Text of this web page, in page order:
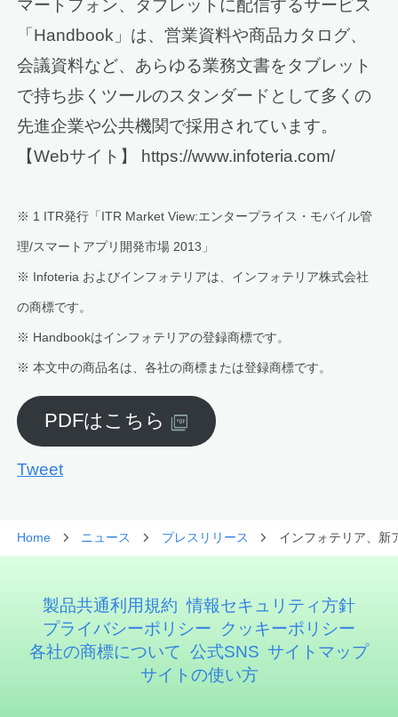
マートフォン、タブレットに配信するサービス
「Handbook」は、営業資料や商品カタログ、
会議資料など、あらゆる業務文書をタブレット
で持ち歩くツールのスタンダードとして多くの
先進企業や公共機関で採用されています。
【Webサイト】 https://www.infoteria.com/
※ 1 ITR発行「ITR Market View:エンタープライス・モバイル管
理/スマートアプリ開発市場 2013」
※ Infoteria およびインフォテリアは、インフォテリア株式会社
の商標です。
※ Handbookはインフォテリアの登録商標です。
※ 本文中の商品名は、各社の商標または登録商標です。
PDFはこちら
Tweet
Home ニュース プレスリリース インフォテリア、新
製品共通利用規約 情報セキュリティ方針
プライバシーポリシー
クッキーポリシー
各社の商標について 公式SNS サイトマップ
サイトの使い方